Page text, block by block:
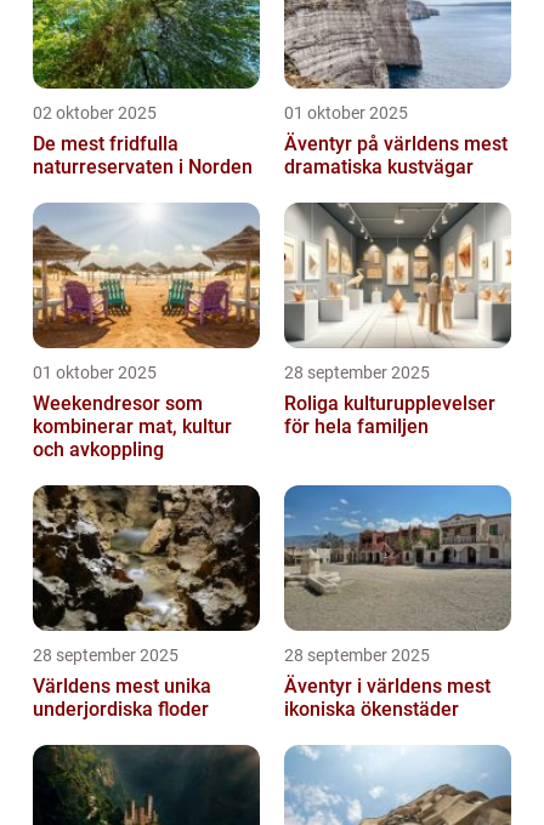
02 oktober 2025
De mest fridfulla
naturreservaten i Norden
01 oktober 2025
Äventyr på världens mest
dramatiska kustvägar
01 oktober 2025
Weekendresor som
kombinerar mat, kultur
och avkoppling
28 september 2025
Roliga kulturupplevelser
för hela familjen
28 september 2025
Världens mest unika
underjordiska floder
28 september 2025
Äventyr i världens mest
ikoniska ökenstäder